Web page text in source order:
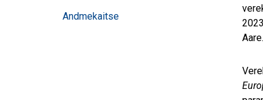
Andmekaitse
Aare.